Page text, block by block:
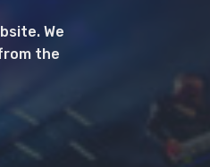
We
the